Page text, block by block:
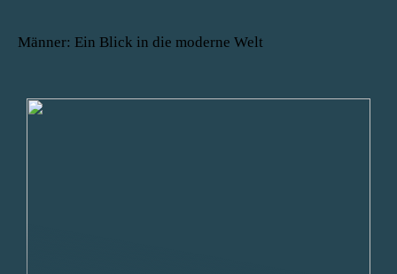
Männer: Ein Blick in die moderne Welt